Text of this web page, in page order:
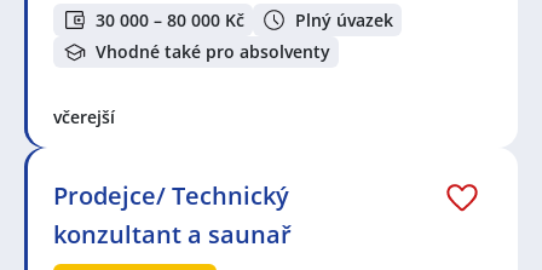
30 000 – 80 000 Kč
Plný úvazek
Vhodné také pro absolventy
včerejší
Prodejce/ Technický
konzultant a saunař